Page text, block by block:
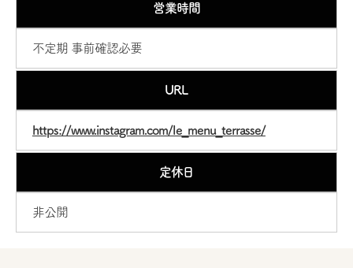
営業時間
不定期 事前確認必要
URL
https://www.instagram.com/le_menu_terrasse/
定休日
非公開